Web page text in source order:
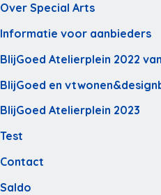
Over Special Arts
Informatie voor aanbieders
BlijGoed Atelierplein 2022
BlijGoed en
BlijGoed Atelierplein 2023
Test
Contact
Saldo